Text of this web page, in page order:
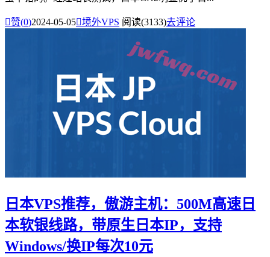
赞(0)2024-05-05境外VPS 阅读(3133)去评论
日本VPS推荐，傲游主机：500M高速日
本软银线路，带原生日本IP，支持
Windows/换IP每次10元